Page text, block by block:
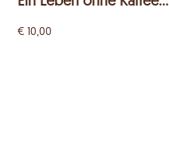
€ 10,00